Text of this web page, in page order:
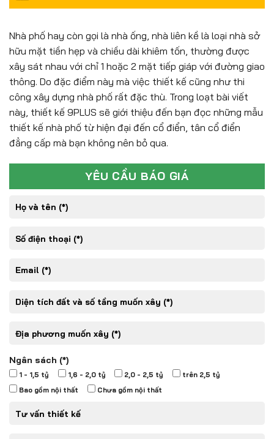
Nhà phố hay còn gọi là nhà ống, nhà liên kề là loại nhà sở
hữu mặt tiền hẹp và chiều dài khiêm tốn, thường được
xây sát nhau với chỉ 1 hoặc 2 mặt tiếp giáp với đường giao
thông. Do đặc điểm này mà việc thiết kế cũng như thi
công xây dựng nhà phố rất đặc thù. Trong loạt bài viết
này, thiết kế 9PLUS sẽ giới thiệu đến bạn đọc những mẫu
thiết kế nhà phố từ hiện đại đến cổ điển, tân cổ điển
đẳng cấp mà bạn không nên bỏ qua.
YÊU CẦU BÁO GIÁ
Ngân sách (*)
1 - 1,5 tỷ 1,6 - 2,0 tỷ 2,0 - 2,5 tỷ
trên 2,5 tỷ
Bao gồm nội thất
Chưa gồm nội thất